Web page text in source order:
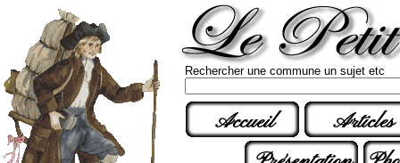
Rechercher une commune un sujet etc
Accueil
Articles